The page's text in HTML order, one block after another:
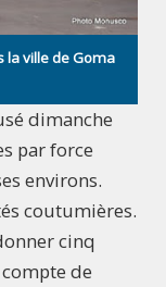
la ville de Goma
dimanche
par force
environs.
coutumières.
cinq
de